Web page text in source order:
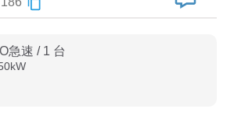
表示
表示
急速 / 1 台
kW